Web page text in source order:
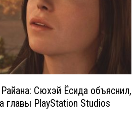
Сюхэй Ёсида объяснил,
главы PlayStation Studios